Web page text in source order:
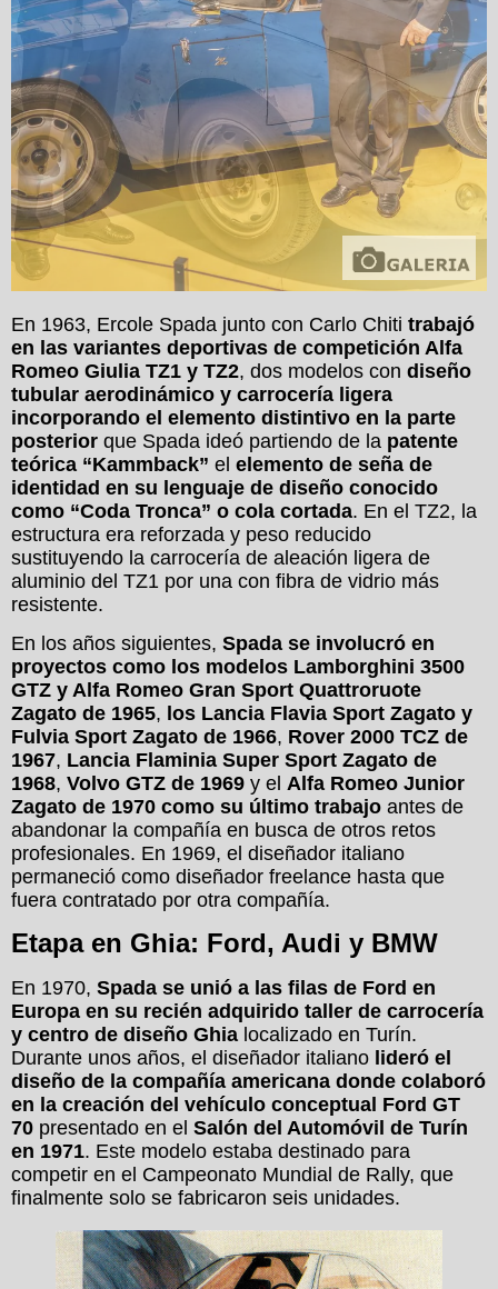
En 1963, Ercole Spada junto con Carlo Chiti trabajó
en las variantes deportivas de competición Alfa
Romeo Giulia TZ1 y TZ2, dos modelos con diseño
tubular aerodinámico y carrocería ligera
incorporando el elemento distintivo en la parte
posterior que Spada ideó partiendo de la patente
teórica “Kammback” el elemento de seña de
identidad en su lenguaje de diseño conocido
como “Coda Tronca” o cola cortada. En el TZ2, la
estructura era reforzada y peso reducido
sustituyendo la carrocería de aleación ligera de
aluminio del TZ1 por una con fibra de vidrio más
resistente.
En los años siguientes, Spada se involucró en
proyectos como los modelos Lamborghini 3500
GTZ y Alfa Romeo Gran Sport Quattroruote
Zagato de 1965, los Lancia Flavia Sport Zagato y
Fulvia Sport Zagato de 1966, Rover 2000 TCZ de
1967, Lancia Flaminia Super Sport Zagato de
1968, Volvo GTZ de 1969 y el Alfa Romeo Junior
Zagato de 1970 como su último trabajo antes de
abandonar la compañía en busca de otros retos
profesionales. En 1969, el diseñador italiano
permaneció como diseñador freelance hasta que
fuera contratado por otra compañía.
Etapa en Ghia: Ford, Audi y BMW
En 1970, Spada se unió a las filas de Ford en
Europa en su recién adquirido taller de carrocería
y centro de diseño Ghia localizado en Turín.
Durante unos años, el diseñador italiano lideró el
diseño de la compañía americana donde colaboró
en la creación del vehículo conceptual Ford GT
70 presentado en el Salón del Automóvil de Turín
en 1971. Este modelo estaba destinado para
competir en el Campeonato Mundial de Rally, que
finalmente solo se fabricaron seis unidades.